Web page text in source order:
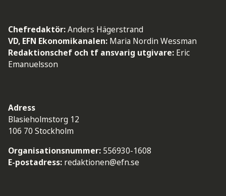
Chefredaktör:Anders Hägerstrand
VD, EFN Ekonomikanalen: Maria Nordin Wessman
Redaktionschef och tf ansvarig utgivare: Eric
Emanuelsson
Adress
Blasieholmstorg 12
106 70 Stockholm
Organisationsnummer: 556930-1608
E-postadress: redaktionen@efn.se